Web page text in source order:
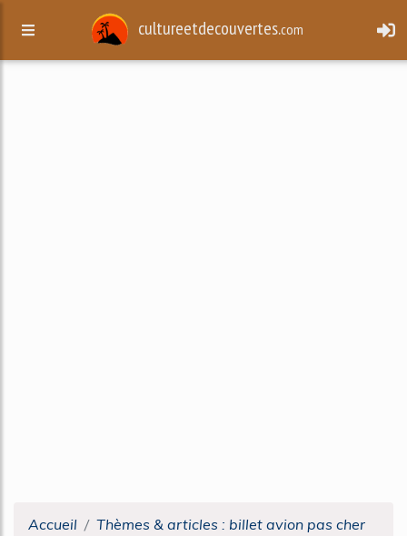
cultureetdecouvertes.com
Accueil
Thèmes & articles : billet avion pas cher